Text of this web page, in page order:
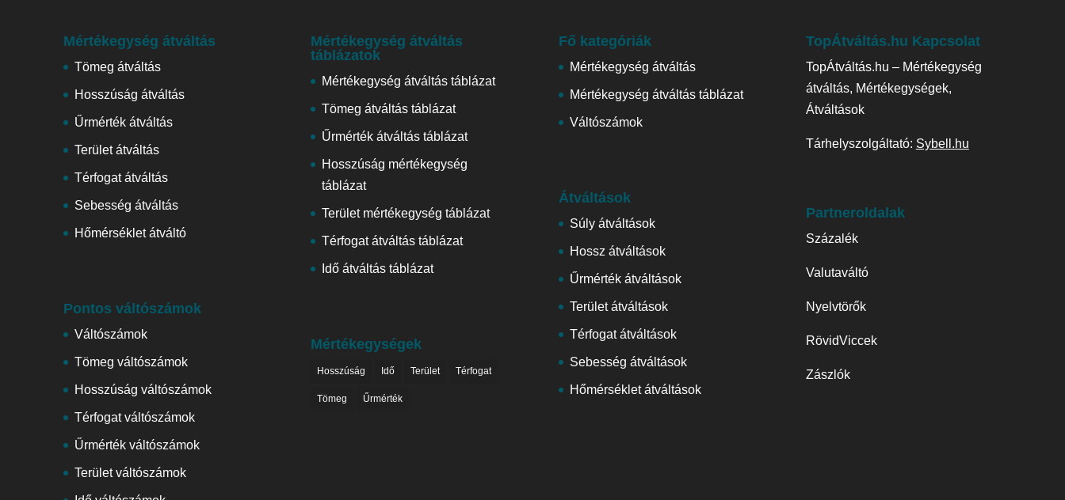
Mértékegység átváltás
Tömeg átváltás
Hosszúság átváltás
Űrmérték átváltás
Terület átváltás
Térfogat átváltás
Sebesség átváltás
Hőmérséklet átváltó
Pontos váltószámok
Váltószámok
Tömeg váltószámok
Hosszúság váltószámok
Térfogat váltószámok
Űrmérték váltószámok
Terület váltószámok
Mértékegység átváltás
táblázatok
Mértékegység átváltás táblázat
Tömeg átváltás táblázat
Űrmérték átváltás táblázat
Hosszúság mértékegység
táblázat
Terület mértékegység táblázat
Térfogat átváltás táblázat
Idő átváltás táblázat
Mértékegységek
Hosszúság Idő Terület Térfogat
Tömeg Űrmérték
Fő kategóriák
Mértékegység átváltás
Mértékegység átváltás táblázat
Váltószámok
Átváltások
Súly átváltások
Hossz átváltások
Űrmérték átváltások
Terület átváltások
Térfogat átváltások
Sebesség átváltások
Hőmérséklet átváltások
TopÁtváltás.hu Kapcsolat
TopÁtváltás.hu – Mértékegység
átváltás, Mértékegységek,
Átváltások
Tárhelyszolgáltató: Sybell.hu
Partneroldalak
Százalék
Valutaváltó
Nyelvtörők
RövidViccek
Zászlók